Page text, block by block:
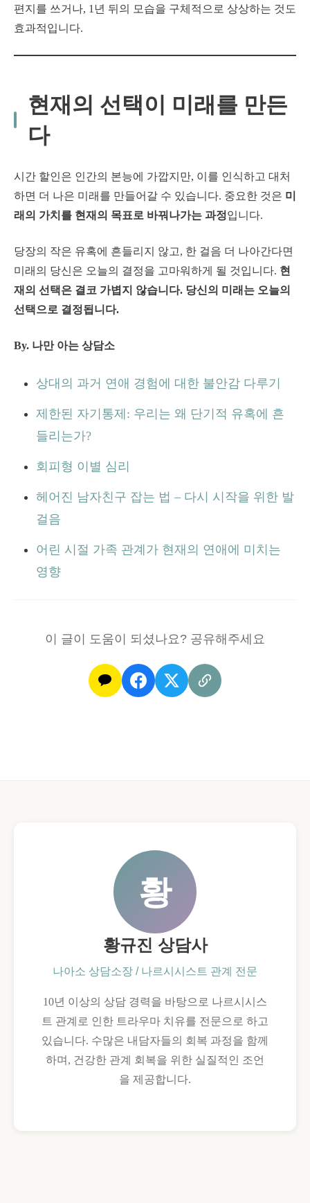
편지를 쓰거나, 1년 뒤의 모습을 구체적으로 상상하는 것도
효과적입니다.
현재의 선택이 미래를 만든
다
시간 할인은 인간의 본능에 가깝지만, 이를 인식하고 대처
하면 더 나은 미래를 만들어갈 수 있습니다. 중요한 것은 미
래의 가치를 현재의 목표로 바꿔나가는 과정입니다.
당장의 작은 유혹에 흔들리지 않고, 한 걸음 더 나아간다면
미래의 당신은 오늘의 결정을 고마워하게 될 것입니다. 현
재의 선택은 결코 가볍지 않습니다. 당신의 미래는 오늘의
선택으로 결정됩니다.
By. 나만 아는 상담소
상대의 과거 연애 경험에 대한 불안감 다루기
제한된 자기통제: 우리는 왜 단기적 유혹에 흔
들리는가?
회피형 이별 심리
헤어진 남자친구 잡는 법 – 다시 시작을 위한 발
걸음
어린 시절 가족 관계가 현재의 연애에 미치는
영향
이 글이 도움이 되셨나요? 공유해주세요
황
황규진 상담사
나아소 상담소장 / 나르시시스트 관계 전문
10년 이상의 상담 경력을 바탕으로 나르시시스
트 관계로 인한 트라우마 치유를 전문으로 하고
있습니다. 수많은 내담자들의 회복 과정을 함께
하며, 건강한 관계 회복을 위한 실질적인 조언
을 제공합니다.